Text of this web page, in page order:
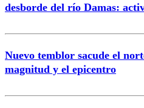
desborde del río Damas:
Nuevo temblor sacude el
magnitud y el epicentro